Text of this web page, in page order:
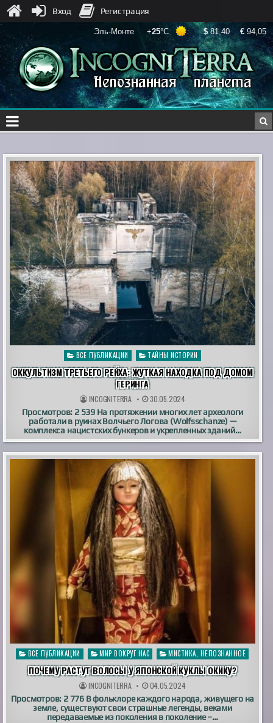
Опубликовано
в
ВСЕ ПУБЛИКАЦИИ ТАЙНЫ ИСТОРИИ
ОККУЛЬТИЗМ ТРЕТЬЕГО РЕЙХА: ЖУТКАЯ НАХОДКА ПОД ДОМОМ
ГЕРИНГА
INCOGNITERRA 30.05.2024
Просмотров: 2 539 На протяжении многих лет археологи
работали в руинах Волчьего Логова (Wolfsschanze) —
комплекса нацистских бункеров и укрепленных зданий…
Опубликовано
в
ВСЕ ПУБЛИКАЦИИ МИР ВОКРУГ НАС МИСТИКА, НЕПОЗНАННОЕ
ПОЧЕМУ РАСТУТ ВОЛОСЫ У ЯПОНСКОЙ КУКЛЫ ОКИКУ?
INCOGNITERRA 04.05.2024
Просмотров: 2 776 В фольклоре каждого народа, живущего на
земле, существуют свои страшные легенды, веками
передаваемые из поколения в поколение –…
Вход Регистрация